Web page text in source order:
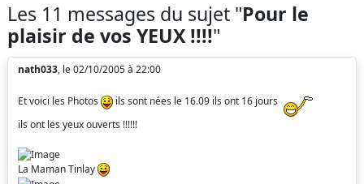
Les 11 messages du sujet "Pour le
plaisir de vos YEUX !!!!"
nath033, le 02/10/2005 à 22:00
Et voici les Photos
ils sont nées le 16.09 ils ont 16 jours
ils ont les yeux ouverts !!!!!!
La Maman Tinlay